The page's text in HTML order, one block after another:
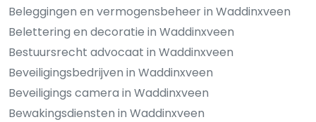
Beleggingen en vermogensbeheer in Waddinxveen
Belettering en decoratie in Waddinxveen
Bestuursrecht advocaat in Waddinxveen
Beveiligingsbedrijven in Waddinxveen
Beveiligings camera in Waddinxveen
Bewakingsdiensten in Waddinxveen